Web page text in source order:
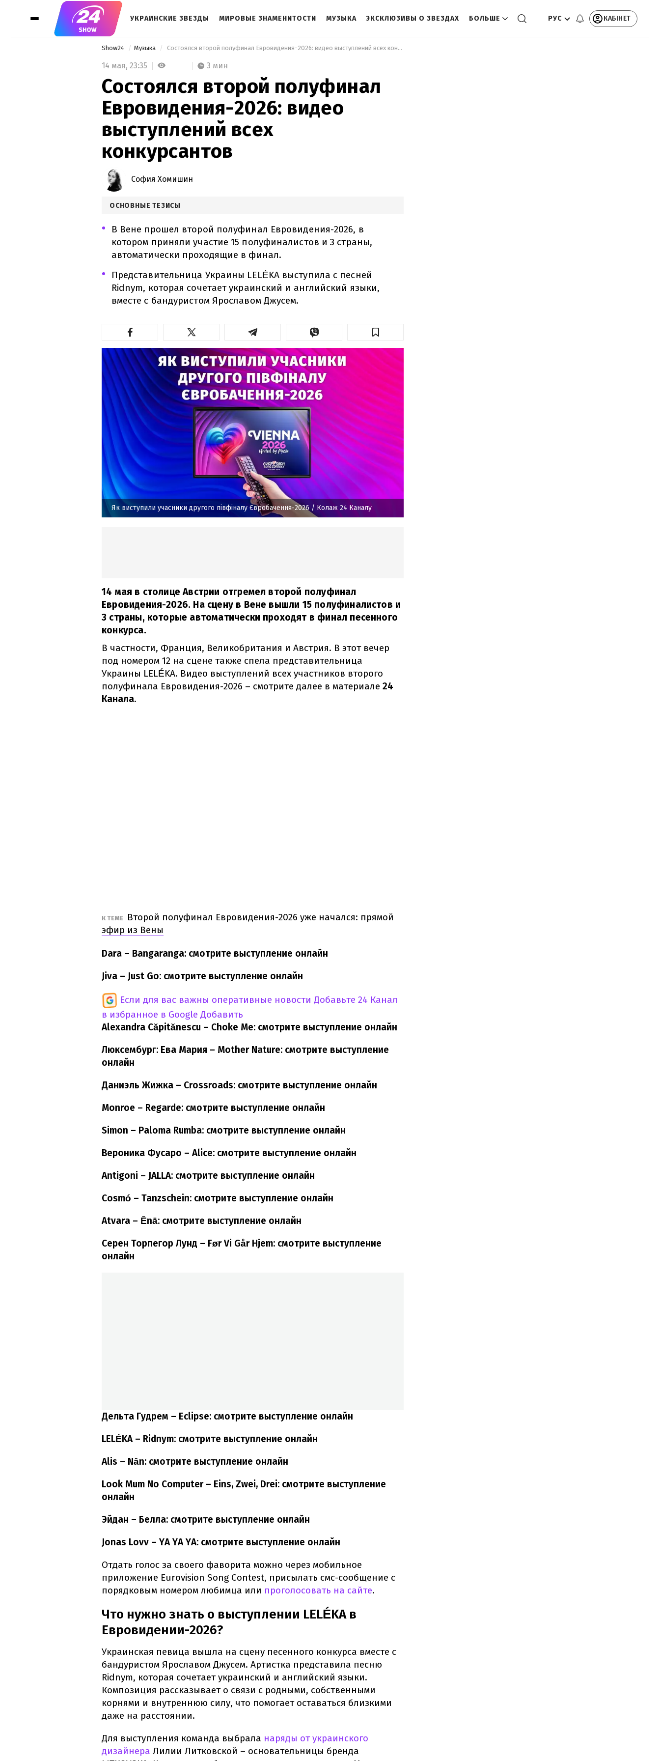
УКРАИНСКИЕ ЗВЕЗДЫ МИРОВЫЕ ЗНАМЕНИТОСТИ МУЗЫКА ЭКСКЛЮЗИВЫ О ЗВЕЗДАХ БОЛЬШЕ РУС КАБІНЕТ
Show24 Музыка Состоялся второй полуфинал Евровидения-2026: видео выступлений всех конкурсантов
14 мая, 23:35 3 мин
Состоялся второй полуфинал
Евровидения-2026: видео
выступлений всех
конкурсантов
София Хомишин
ОСНОВНЫЕ ТЕЗИСЫ
В Вене прошел второй полуфинал Евровидения-2026, в
котором приняли участие 15 полуфиналистов и 3 страны,
автоматически проходящие в финал.
Представительница Украины LELÉKA выступила с песней
Ridnym, которая сочетает украинский и английский языки,
вместе с бандуристом Ярославом Джусем.
Як виступили учасники другого півфіналу Євробачення-2026/ Колаж 24 Каналу
14 мая в столице Австрии отгремел второй полуфинал
Евровидения-2026. На сцену в Вене вышли 15 полуфиналистов и
3 страны, которые автоматически проходят в финал песенного
конкурса.
В частности, Франция, Великобритания и Австрия. В этот вечер
под номером 12 на сцене также спела представительница
Украины LELÉKA. Видео выступлений всех участников второго
полуфинала Евровидения-2026 – смотрите далее в материале 24
Канала.
К ТЕМЕ
Второй полуфинал Евровидения-2026 уже начался: прямой
эфир из Вены
Dara – Bangaranga: смотрите выступление онлайн
Jiva – Just Go: смотрите выступление онлайн
Если для вас важны оперативные новости Добавьте 24 Канал
в избранное в Google Добавить
Alexandra Căpitănescu – Choke Me: смотрите выступление онлайн
Люксембург: Ева Мария – Mother Nature: смотрите выступление
онлайн
Даниэль Жижка – Crossroads: смотрите выступление онлайн
Monroe – Regarde: смотрите выступление онлайн
Simon – Paloma Rumba: смотрите выступление онлайн
Вероника Фусаро – Alice: смотрите выступление онлайн
Antigoni – JALLA: смотрите выступление онлайн
Cosmó – Tanzschein: смотрите выступление онлайн
Atvara – Ēnā: смотрите выступление онлайн
Серен Торпегор Лунд – Før Vi Går Hjem: смотрите выступление
онлайн
Дельта Гудрем – Eclipse: смотрите выступление онлайн
LELÉKA – Ridnym: смотрите выступление онлайн
Alis – Nân: смотрите выступление онлайн
Look Mum No Computer – Eins, Zwei, Drei: смотрите выступление
онлайн
Эйдан – Белла: смотрите выступление онлайн
Jonas Lovv – YA YA YA: смотрите выступление онлайн
Отдать голос за своего фаворита можно через мобильное
приложение Eurovision Song Contest, присылать смс-сообщение с
порядковым номером любимца или проголосовать на сайте.
Что нужно знать о выступлении LELÉKA в
Евровидении-2026?
Украинская певица вышла на сцену песенного конкурса вместе с
бандуристом Ярославом Джусем. Артистка представила песню
Ridnym, которая сочетает украинский и английский языки.
Композиция рассказывает о связи с родными, собственными
корнями и внутреннюю силу, что помогает оставаться близкими
даже на расстоянии.
Для выступления команда выбрала наряды от украинского
дизайнера Лилии Литковской – основательницы бренда